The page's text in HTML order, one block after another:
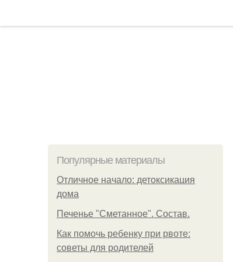
Популярные материалы
Отличное начало: детоксикация
дома
Печенье "Сметанное". Состав.
Как помочь ребенку при рвоте:
советы для родителей